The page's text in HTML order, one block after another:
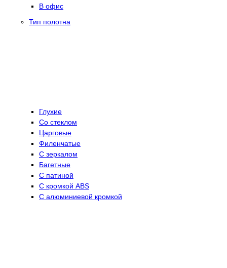
В офис
Тип полотна
Глухие
Со стеклом
Царговые
Филенчатые
С зеркалом
Багетные
С патиной
С кромкой ABS
С алюминиевой кромкой